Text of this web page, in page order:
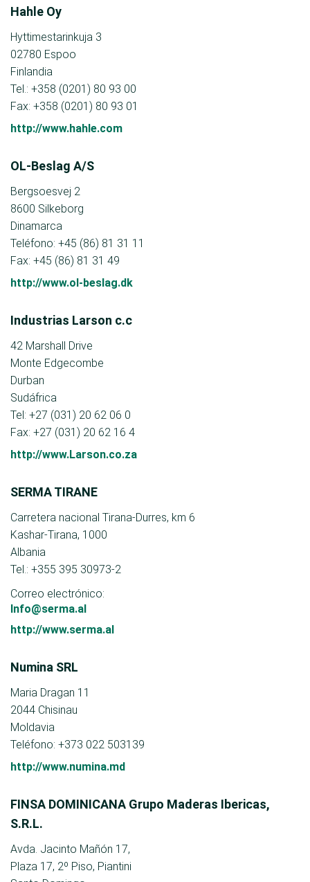
Hahle Oy
Hyttimestarinkuja 3
02780 Espoo
Finlandia
Tel.: +358 (0201) 80 93 00
Fax: +358 (0201) 80 93 01
http://www.hahle.com
OL-Beslag A/S
Bergsoesvej 2
8600 Silkeborg
Dinamarca
Teléfono: +45 (86) 81 31 11
Fax: +45 (86) 81 31 49
http://www.ol-beslag.dk
Industrias Larson c.c
42 Marshall Drive
Monte Edgecombe
Durban
Sudáfrica
Tel: +27 (031) 20 62 06 0
Fax: +27 (031) 20 62 16 4
http://www.Larson.co.za
SERMA TIRANE
Carretera nacional Tirana-Durres, km 6
Kashar-Tirana, 1000
Albania
Tel.: +355 395 30973-2
Correo electrónico:
Info@serma.al
http://www.serma.al
Numina SRL
Maria Dragan 11
2044 Chisinau
Moldavia
Teléfono: +373 022 503139
http://www.numina.md
FINSA DOMINICANA Grupo Maderas Ibericas,
S.R.L.
Avda. Jacinto Mañón 17,
Plaza 17, 2º Piso, Piantini